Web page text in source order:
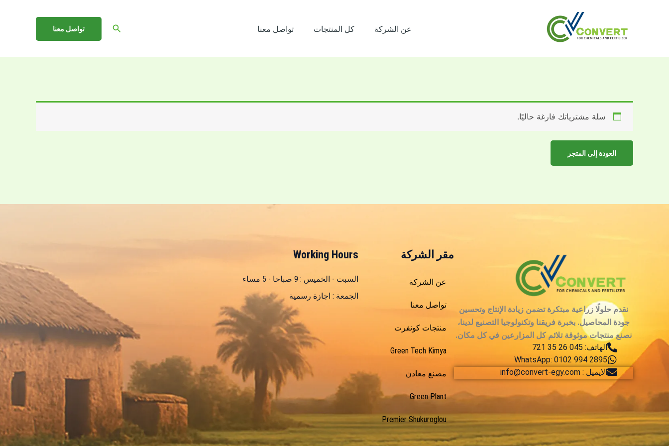
عن الشركة كل المنتجات تواصل معنا البحث تواصل معنا
سلة مشترياتك فارغة حاليًا.
العودة إلى المتجر
نقدم حلولًا زراعية مبتكرة تضمن زيادة الإنتاج وتحسين
جودة المحاصيل. بخبرة فريقنا وتكنولوجيا التصنيع لدينا،
نصنع منتجات موثوقة تلائم كل المزارعين في كل مكان.
الهاتف: 045 26 35 721
WhatsApp: 0102 994 2895
الايميل : info@convert-egy.com
مقر الشركة
عن الشركة
تواصل معنا
منتجات كونفرت
Green Tech Kimya
مصنع معادن
Green Plant
Premier Shukuroglou
Working Hours
السبت - الخميس : 9 صباحا - 5 مساء
الجمعة : اجازة رسمية